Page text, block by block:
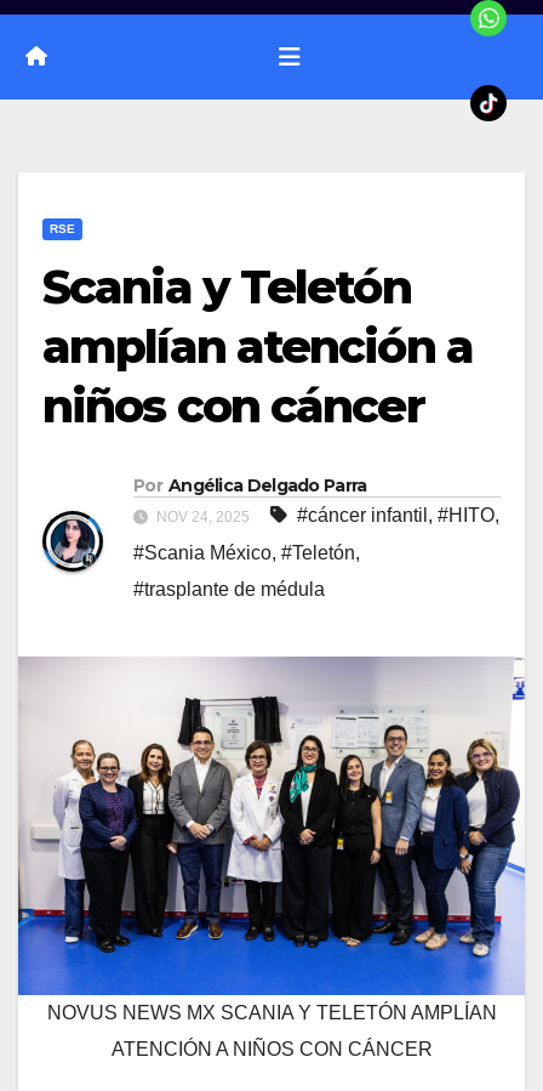
RSE
Scania y Teletón
amplían atención a
niños con cáncer
Por Angélica Delgado Parra
NOV 24, 2025 #cáncer infantil , #HITO,
#Scania México, #Teletón,
#trasplante de médula
NOVUS NEWS MX SCANIA Y TELETÓN AMPLÍAN
ATENCIÓN A NIÑOS CON CÁNCER